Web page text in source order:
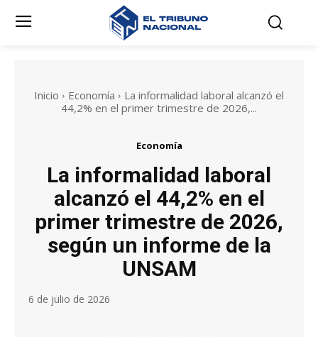
Inicio Economía
La informalidad laboral alcanzó el
44,2% en el primer trimestre de 2026,...
Economía
La informalidad laboral
alcanzó el 44,2% en el
primer trimestre de 2026,
según un informe de la
UNSAM
6 de julio de 2026